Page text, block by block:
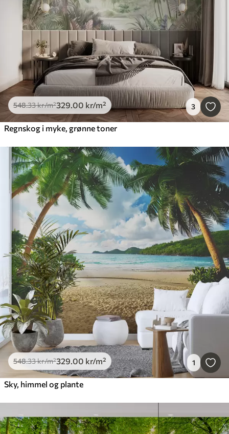
548.33kr/m²329.00 kr/m² 3
Regnskog i myke, grønne toner
548.33kr/m²329.00 kr/m² 1
Sky, himmel og plante